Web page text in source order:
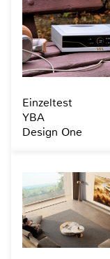
Einzeltest
YBA
Design One